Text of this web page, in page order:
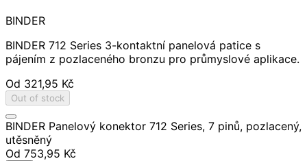
BINDER
BINDER 712 Series 3-kontaktní panelová patice s
pájením z pozlaceného bronzu pro průmyslové aplikace.
Od 321,95 Kč
Out of stock
BINDER Panelový konektor 712 Series, 7 pinů, pozlacený,
utěsněný
Od 753,95 Kč